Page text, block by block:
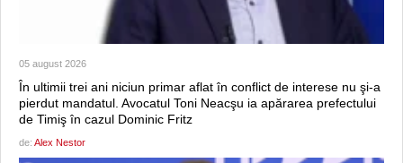
05 august 2026
În ultimii trei ani niciun primar aflat în conflict de interese nu şi-a
pierdut mandatul. Avocatul Toni Neacşu ia apărarea prefectului
de Timiş în cazul Dominic Fritz
de: Alex Nestor